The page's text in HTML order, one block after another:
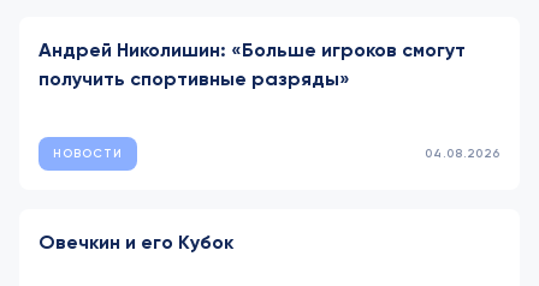
Андрей Николишин: «Больше игроков смогут
получить спортивные разряды»
НОВОСТИ 04.08.2026
Овечкин и его Кубок